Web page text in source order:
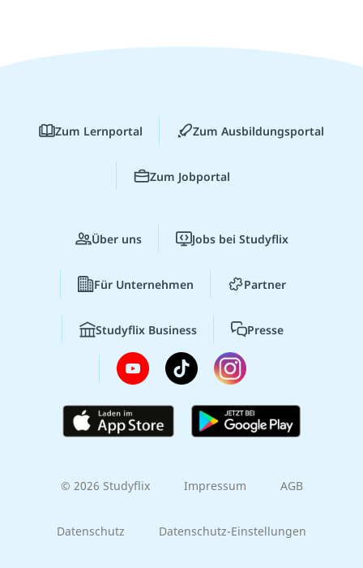
Zum Lernportal Zum Ausbildungsportal
Zum Jobportal
Über uns Jobs bei Studyflix
Für Unternehmen Partner
Studyflix Business Presse
© 2026 Studyflix Impressum AGB
Datenschutz Datenschutz-Einstellungen